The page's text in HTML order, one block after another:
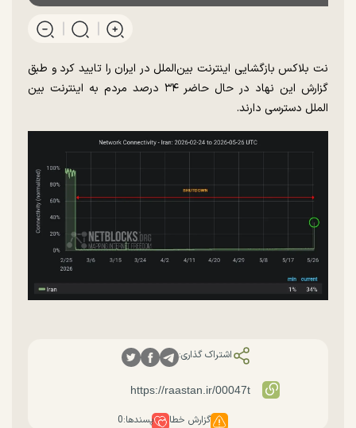
نت بلاکس بازگشایی اینترنت بین‌الملل در ایران را تایید کرد و طبق
گزارش این نهاد در حال حاضر ۳۴ درصد مردم به اینترنت بین
الملل دسترسی دارند.
اشتراک گذاری:
گزارش خطا پسندها:0